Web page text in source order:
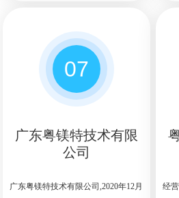
07
广东粤镁特技术有限
公司
广东粤镁特技术有限公司,2020年12月
经